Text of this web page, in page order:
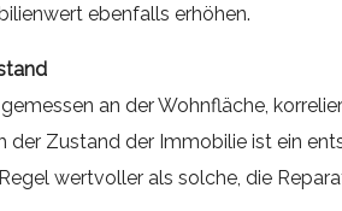
ebenfalls erhöhen.
an der Wohnfläche,
der Zustand der Immobilie ist ein
wertvoller als solche, die